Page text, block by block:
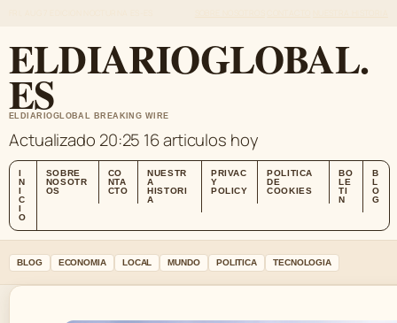
ELDIARIOGLOBAL.
ES
ELDIARIOGLOBAL BREAKING WIRE
Actualizado 20:25 16 articulos hoy
I
N
I
C
I
O
SOBRE
NOSOTR
OS
CO
NTA
CTO
NUESTR
A
HISTORI
A
PRIVAC
Y
POLICY
POLITICA
DE
COOKIES
BO
LE
TI
N
B
L
O
G
BLOG ECONOMIA LOCAL MUNDO POLITICA TECNOLOGIA